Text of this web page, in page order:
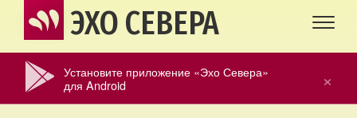
ЭХО СЕВЕРА
×
Установите приложение «Эхо Севера»
для Android